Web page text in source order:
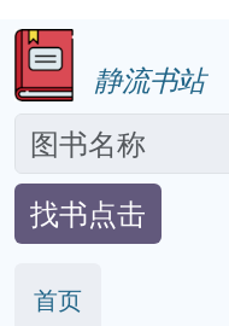
静流书站
找书点击
首页